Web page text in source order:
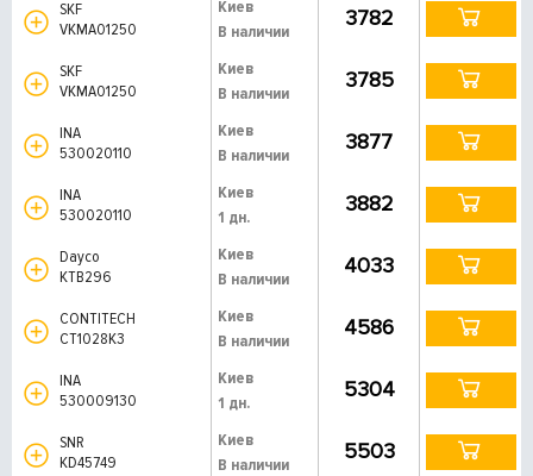
SKF
VKMA01250
Киев
В наличии
3782
SKF
VKMA01250
Киев
В наличии
3785
INA
530020110
Киев
В наличии
3877
INA
530020110
Киев
1 дн.
3882
Dayco
KTB296
Киев
В наличии
4033
CONTITECH
CT1028K3
Киев
В наличии
4586
INA
530009130
Киев
1 дн.
5304
SNR
KD45749
Киев
В наличии
5503